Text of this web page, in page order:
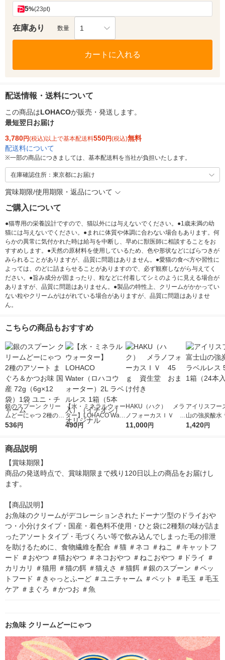
5%(23pt)
在庫あり 数量 1
カートに入れる
配送情報・送料について
この商品はLOHACOが販売・発送します。
最短翌日お届け
3,780円(税込)以上で基本配送料550円(税込)無料
配送料について
※一部の商品につきましては、基本配送料を当社が負担いたします。
在庫確認住所：東京都にお届け
賞味期限/使用期限・返品について
ご購入について
●猫専用の栄養設計ですので、猫以外には与えないでください。●1歳未満の幼
猫には与えないでください。●まれに体質や体調に合わない場合もあります。何
らかの異常に気付かれた時は給与を中断し、早めに獣医師に相談することをお
すすめします。●天然の原材料を使用しているため、色や形状などにばらつきが
みられることがありますが、品質に問題はありません。●愛猫の食べ方や習性に
よっては、のどに詰まらせることがありますので、必ず観察しながら与えてく
ださい。●旨み成分が固まったり、粒などに付着してシミのように見える場合が
ありますが、品質に問題はありません。●製品の特性上、クリームがかかってい
ない粒やクリームがはがれている場合がありますが、品質に問題はありませ
ん。
こちらの商品もおすすめ
銀のスプーン クリー
ムどーにゃつ 2種のア
ソート まぐろ＆かつ
ーム
536円
【水・ミネラルウォー
ター】LOHACO Wate
r（ロハコウォータ
490円
HAKU（ハク） メラ
ノフォーカスＩＶ 4
5ｇ 資生堂 おまけ
11,000円
アイリスフー
山の強炭酸水
レス 500ml 1
1,420円
商品説明
【賞味期限】
商品の発送時点で、賞味期限まで残り120日以上の商品をお届けし
ます。
【商品説明】
お魚味のクリームがデコレーションされたドーナツ型のドライおや
つ・小分けタイプ・国産・着色料不使用・ひと袋に2種類の味が詰ま
ったアソートタイプ・毛づくろい等で飲み込んでしまった毛の排泄
を助けるために、食物繊維を配合 ＃猫 ＃ネコ ＃ねこ ＃キャットフ
ード ＃おやつ ＃猫おやつ ＃ネコおやつ ＃ねこおやつ ＃ドライ ＃
カリカリ ＃猫用 ＃猫の餌 ＃猫えさ ＃猫餌 ＃銀のスプーン ＃ペッ
トフード ＃きゃっとふーど ＃ユニチャーム ＃ペット ＃毛玉 ＃毛玉
ケア ＃まぐろ ＃かつお ＃魚
お魚味 クリームどーにゃつ